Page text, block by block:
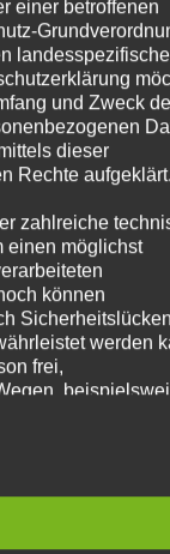
einer betroffenen
und Zweck
dieser
Rechte aufgeklärt.
zahlreiche
einen möglichst
können
werden
frei,
die durch
Erlass der
wurden. Unsere